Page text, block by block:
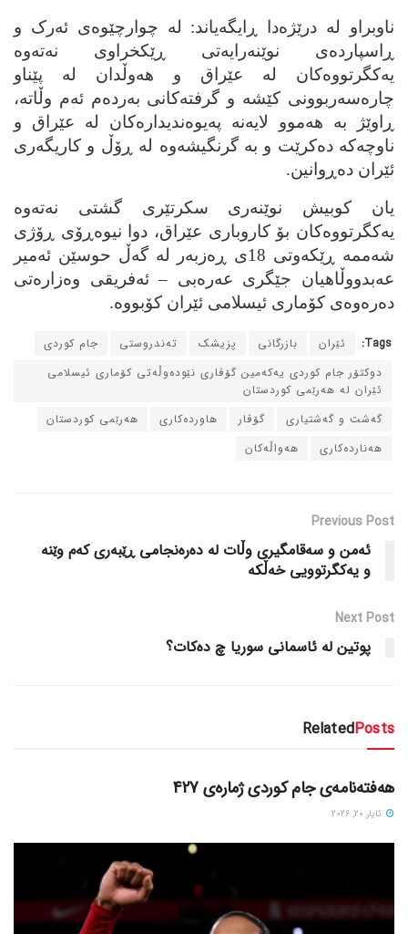
ناوبراو له‌ درێژه‌دا ڕایگه‌یاند: له‌ چوارچێوه‌ی ئه‌رک و
ڕاسپارده‌ی نوێنه‌رایه‌تی ڕێکخراوی نه‌ته‌وه‌
یه‌کگرتووه‌کان له‌ عێراق و هه‌وڵدان له‌ پێناو
چاره‌سه‌ربوونی کێشه‌ و گرفته‌کانی به‌رده‌م ئه‌م وڵاته‌،
ڕاوێژ به‌ هه‌موو لایه‌نه‌ په‌یوه‌ندیداره‌کان له‌ عێراق و
ناوچه‌که‌ ده‌کرێت و به‌ گرنگیشه‌وه‌ له‌ ڕۆڵ و کاریگه‌ری
ئێران ده‌ڕوانین.
یان کوبیش نوێنه‌ری سکرتێری گشتی نه‌ته‌وه‌
یه‌کگرتووه‌کان بۆ کاروباری عێراق، دوا نیوه‌ڕۆی ڕۆژی
شه‌ممه‌ ڕێکه‌وتی 18ی ڕه‌زبه‌ر له‌ گه‌ڵ حوسێن ئه‌میر
عه‌بدووڵاهیان جێگری عه‌ره‌بی – ئه‌فریقی وه‌زاره‌تی
ده‌ره‌وه‌ی کۆماری ئیسلامی ئێران کۆبووه‌.
Tags: ئێران بازرگانی پزیشک ته‌ندروستی
جام کوردی
دوکتۆر جام کوردی یه‌که‌مین گۆڤاری نێوده‌وڵه‌تی کۆماری ئیسلامی
ئێران له‌ هه‌رێمی کوردستان
گه‌شت و گه‌شتیاری
گۆڤار هاورده‌کاری
هه‌رێمی کوردستان
هه‌نارده‌کاری
هه‌واڵه‌کان
Previous Post
ئه‌من و سه‌قامگیری وڵات له‌ ده‌ره‌نجامی ڕێبه‌ری که‌م وێنه‌
و یه‌کگرتوویی خه‌ڵکه‌
Next Post
پوتین له‌ ئاسمانی سوریا چ ده‌کات؟
RelatedPosts
دسته‌بندی نشده
هەفتەنامەی جام کوردی ژمارەی 427
ئایار 20, 2026